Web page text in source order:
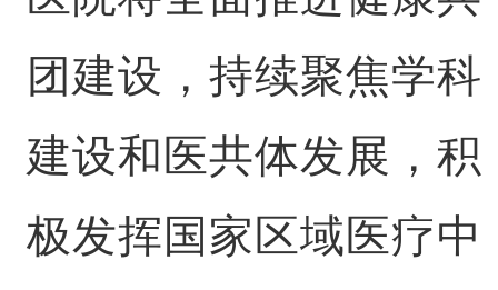
团建设，持续聚焦学科
建设和医共体发展，积
极发挥国家区域医疗中